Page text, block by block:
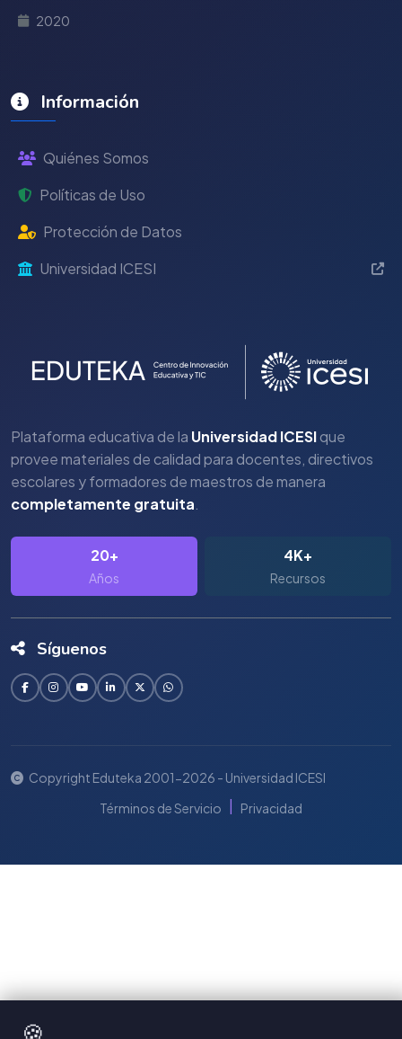
2020
Información
Quiénes Somos
Políticas de Uso
Protección de Datos
Universidad ICESI
Plataforma educativa de la Universidad ICESIque
provee materiales de calidad para docentes, directivos
escolares y formadores de maestros de manera
completamente gratuita.
20+
Años
4K+
Recursos
Síguenos
Copyright Eduteka 2001-2026 - Universidad ICESI
Términos de Servicio
Privacidad